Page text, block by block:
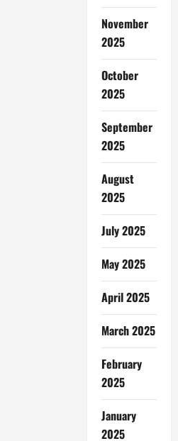
November
2025
October
2025
September
2025
August
2025
July 2025
May 2025
April 2025
March 2025
February
2025
January
2025